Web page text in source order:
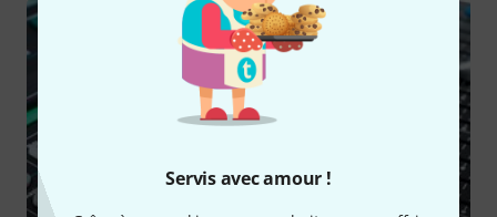
Servis avec amour !